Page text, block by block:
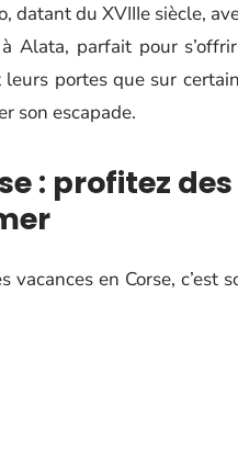
datant du XVIIIe siècle,
Alata, parfait pour
leurs portes que sur
son escapade.
: profitez
vacances en Corse,